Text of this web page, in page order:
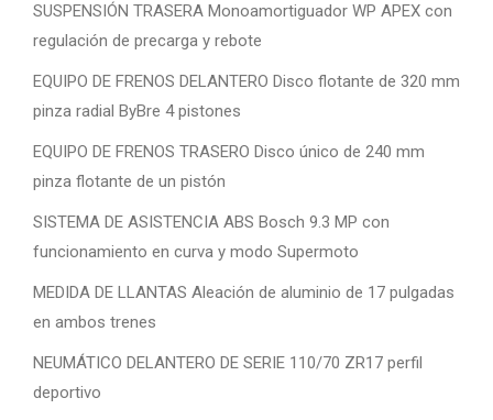
SUSPENSIÓN TRASERA Monoamortiguador WP APEX con
regulación de precarga y rebote
EQUIPO DE FRENOS DELANTERO Disco flotante de 320 mm
pinza radial ByBre 4 pistones
EQUIPO DE FRENOS TRASERO Disco único de 240 mm
pinza flotante de un pistón
SISTEMA DE ASISTENCIA ABS Bosch 9.3 MP con
funcionamiento en curva y modo Supermoto
MEDIDA DE LLANTAS Aleación de aluminio de 17 pulgadas
en ambos trenes
NEUMÁTICO DELANTERO DE SERIE 110/70 ZR17 perfil
deportivo